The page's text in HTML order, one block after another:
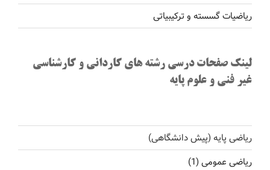
ریاضیات گسسته و ترکیبیاتی
لینک صفحات درسی رشته های کاردانی و کارشناسی
غیر فنی و علوم پایه
ریاضی پایه (پیش دانشگاهی)
ریاضی عمومی (1)